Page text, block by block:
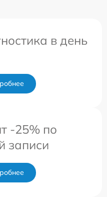
в день
-25% по
записи